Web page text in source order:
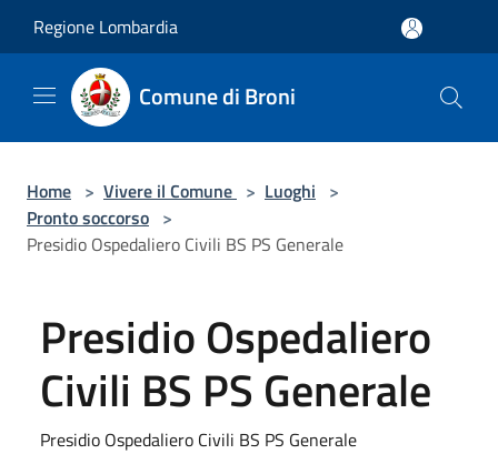
Regione Lombardia
Comune di Broni
Home > Vivere il Comune > Luoghi >
Pronto soccorso >
Presidio Ospedaliero Civili BS PS Generale
Presidio Ospedaliero
Civili BS PS Generale
Presidio Ospedaliero Civili BS PS Generale